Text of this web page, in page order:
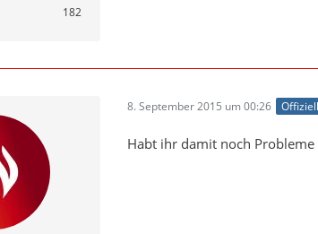
182
8. September 2015 um 00:26
Habt ihr damit noch Probleme